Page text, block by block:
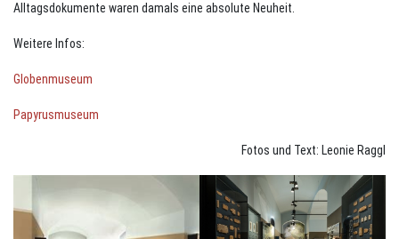
Alltagsdokumente waren damals eine absolute Neuheit.
Weitere Infos:
Globenmuseum
Papyrusmuseum
Fotos und Text: Leonie Raggl